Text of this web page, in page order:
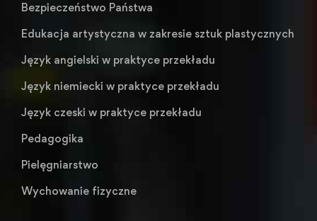
Bezpieczeństwo Państwa
Edukacja artystyczna w zakresie sztuk plastycznych
Język angielski w praktyce przekładu
Język niemiecki w praktyce przekładu
Język czeski w praktyce przekładu
Pedagogika
Pielęgniarstwo
Wychowanie fizyczne